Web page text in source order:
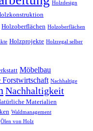
Holzdesign
Holzoberflächen Holzoberflächen
Holzprojekte Holzregal selber
Möbelbau
Forstwirtschaft Nachhaltige
Nachhaltigkeit
Materialien
Waldmanagement
Ölen von Holz